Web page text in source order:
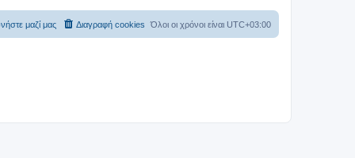
Όλοι οι χρόνοι είναι UTC+03:00
Διαγραφή cookies
μαζί μας